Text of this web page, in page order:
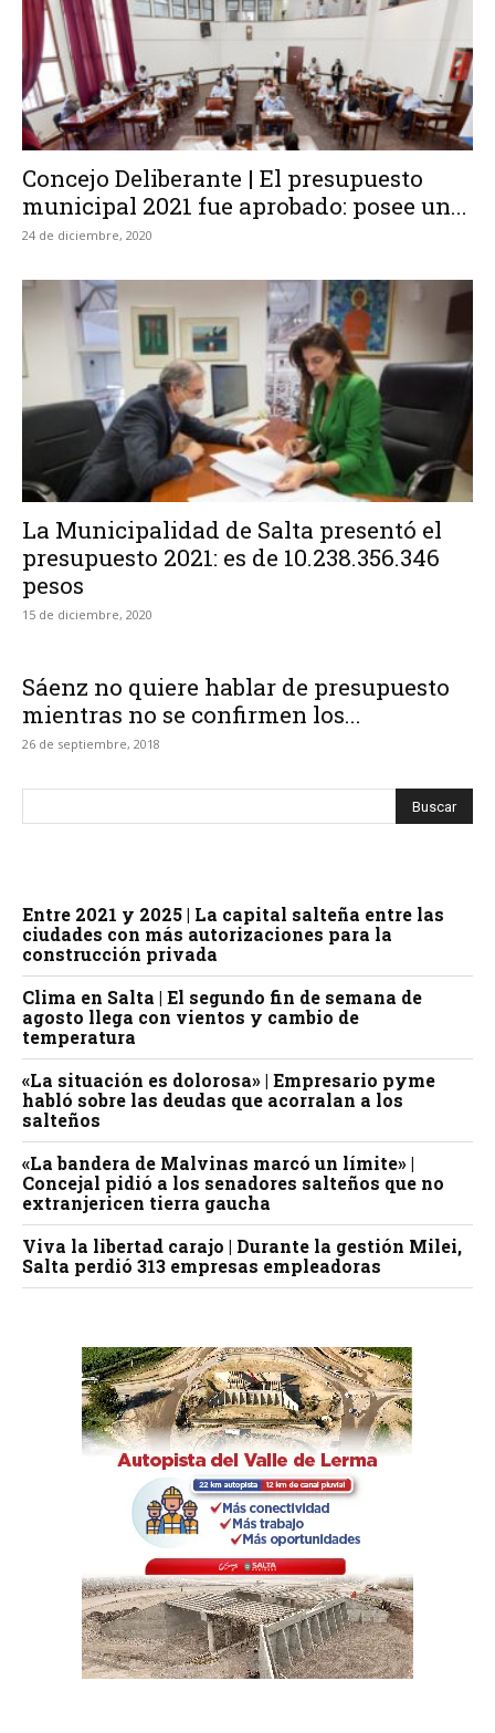
Concejo Deliberante | El presupuesto
municipal 2021 fue aprobado: posee un...
24 de diciembre, 2020
La Municipalidad de Salta presentó el
presupuesto 2021: es de 10.238.356.346
pesos
15 de diciembre, 2020
Sáenz no quiere hablar de presupuesto
mientras no se confirmen los...
26 de septiembre, 2018
Entre 2021 y 2025 | La capital salteña entre las
ciudades con más autorizaciones para la
construcción privada
Clima en Salta | El segundo fin de semana de
agosto llega con vientos y cambio de
temperatura
«La situación es dolorosa» | Empresario pyme
habló sobre las deudas que acorralan a los
salteños
«La bandera de Malvinas marcó un límite» |
Concejal pidió a los senadores salteños que no
extranjericen tierra gaucha
Viva la libertad carajo | Durante la gestión Milei,
Salta perdió 313 empresas empleadoras